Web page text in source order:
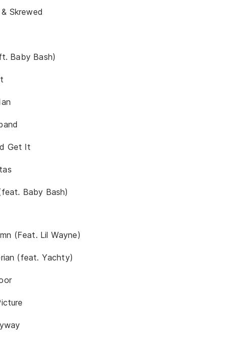
Skrewed
Baby Bash)
Get It
Baby Bash)
(Feat. Lil Wayne)
(feat. Yachty)